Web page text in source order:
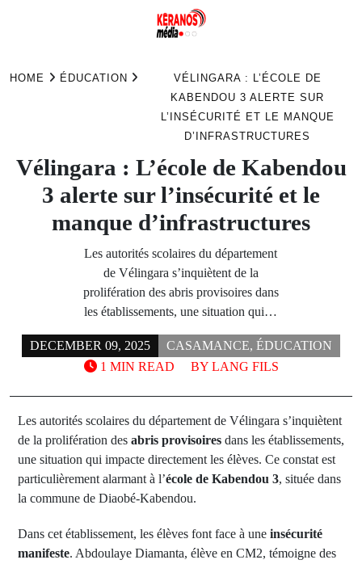
HOME ÉDUCATION
VÉLINGARA : L’ÉCOLE DE
KABENDOU 3 ALERTE SUR
L’INSÉCURITÉ ET LE MANQUE
D’INFRASTRUCTURES
Vélingara : L’école de Kabendou
3 alerte sur l’insécurité et le
manque d’infrastructures
Les autorités scolaires du département
de Vélingara s’inquiètent de la
prolifération des abris provisoires dans
les établissements, une situation qui…
DECEMBER 09, 2025 CASAMANCE, ÉDUCATION
BY LANG FILS
1 MIN READ
Les autorités scolaires du département de Vélingara s’inquiètent
de la prolifération des abris provisoires dans les établissements,
une situation qui impacte directement les élèves. Ce constat est
particulièrement alarmant à l’école de Kabendou 3, située dans
la commune de Diaobé-Kabendou.
Dans cet établissement, les élèves font face à une insécurité
manifeste. Abdoulaye Diamanta, élève en CM2, témoigne des